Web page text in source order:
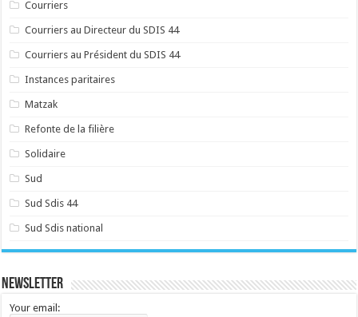
Courriers
Courriers au Directeur du SDIS 44
Courriers au Président du SDIS 44
Instances paritaires
Matzak
Refonte de la filière
Solidaire
Sud
Sud Sdis 44
Sud Sdis national
Newsletter
Your email: